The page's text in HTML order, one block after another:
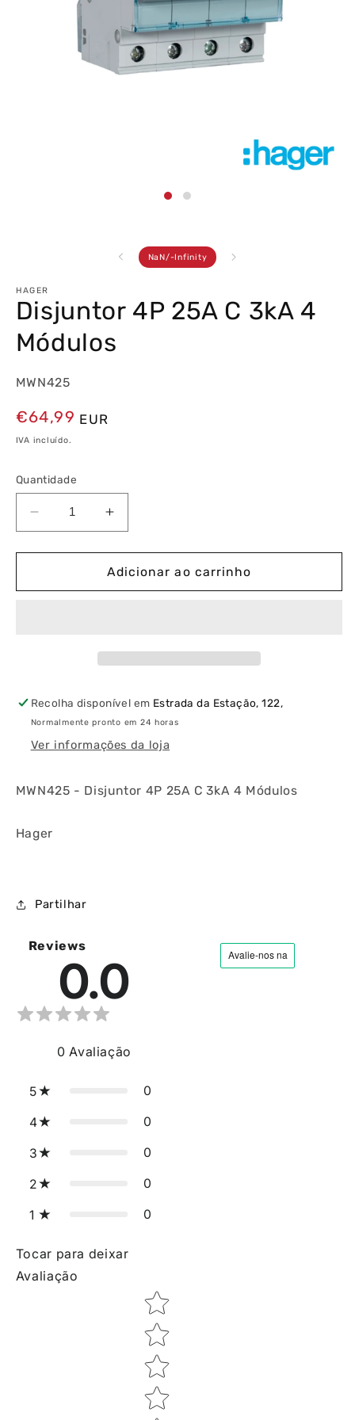
NaN/ de
-Infinity
HAGER
Disjuntor 4P 25A C 3kA 4
Módulos
MWN425
Preço
normal
€64,99 EUR
IVA incluído.
Quantidade
Diminuir
a
quantidade
Disjuntor
Aumentar
a
quantidade
de
Disjuntor
Adicionar ao carrinho
Recolha disponível em Estrada da Estação, 122,
Normalmente pronto em 24 horas
Ver informações da loja
MWN425 - Disjuntor 4P 25A C 3kA 4 Módulos
Hager
Partilhar
Reviews
0.0
0 Avaliação
5 0
4 0
3 0
2 0
1 0
Tocar para deixar
Avaliação
Star rating